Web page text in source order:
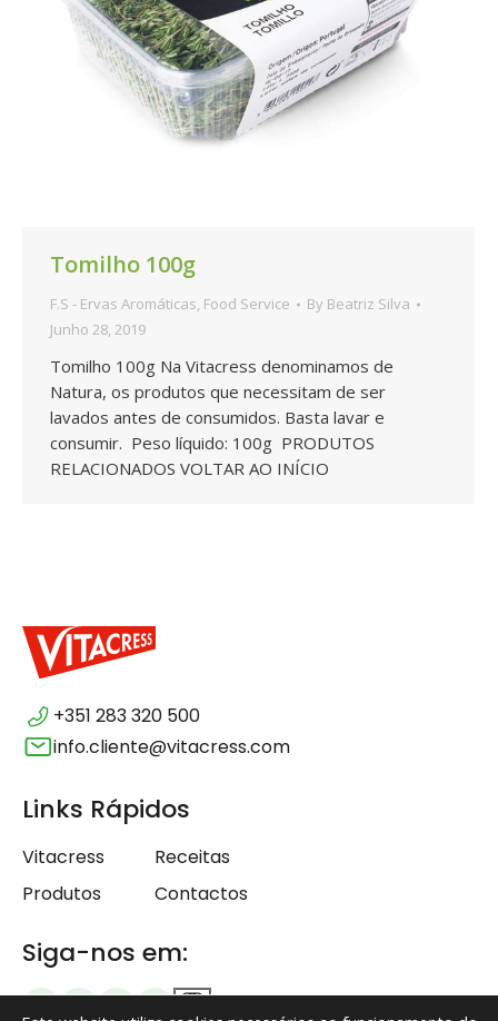
Tomilho 100g
F.S - Ervas Aromáticas, Food Service By Beatriz Silva
Junho 28, 2019
Tomilho 100g Na Vitacress denominamos de
Natura, os produtos que necessitam de ser
lavados antes de consumidos. Basta lavar e
consumir. Peso líquido: 100g PRODUTOS
RELACIONADOS VOLTAR AO INÍCIO
+351 283 320 500
info.cliente@vitacress.com
Links Rápidos
Vitacress
Receitas
Produtos
Contactos
Siga-nos em: